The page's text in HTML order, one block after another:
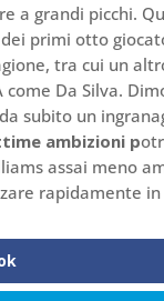
a grandi picchi.
primi otto
tra cui un
come Da Silva.
subito un
ambizioni p
assai meno
rapidamente